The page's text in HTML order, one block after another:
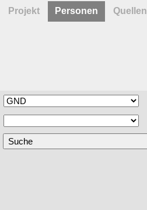
Projekt Personen Quellen